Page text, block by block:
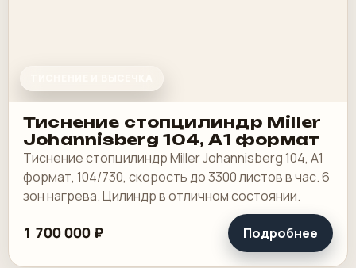
Тиснение стопцилиндр Miller
Johannisberg 104, А1 формат
Тиснение стопцилиндр Miller Johannisberg 104, А1
формат, 104/730, скорость до 3300 листов в час. 6
зон нагрева. Цилиндр в отличном состоянии.
1 700 000 ₽ Подробнее